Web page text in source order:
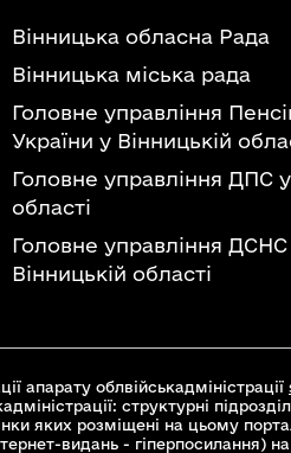
Вінницька обласна Рада
Вінницька міська рада
Головне управління
України у Вінницькій
Головне управління ДПС у
області
Головне управління ДСНС
Вінницькій області
апарату облвійськадміністрації
структурні
яких розміщені на цьому
видань - гіперпосилання) на